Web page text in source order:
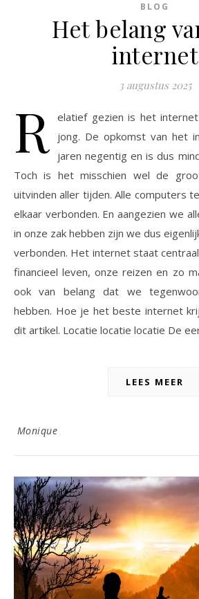
BLOG
Het belang
internet
3 augustus 2025
R elatief gezien is het
jong. De opkomst van het
jaren negentig en is dus
Toch is het misschien wel de
uitvinden aller tijden. Alle computers
elkaar verbonden. En aangezien we
in onze zak hebben zijn we dus
verbonden. Het internet staat
financieel leven, onze reizen en zo
ook van belang dat we
hebben. Hoe je het beste internet
dit artikel. Locatie locatie locatie De
LEES MEER
Monique